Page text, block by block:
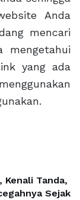
Anda
mencari
mengetahui
yang ada
Kenali Tanda,
Sejak